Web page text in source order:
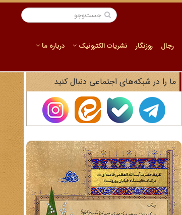
رجال روزنگار نشریات الکترونیک درباره ما
ما را در شبکه‌های اجتماعی دنبال کنید